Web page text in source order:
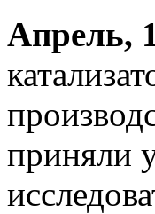
Апрель,
приняли